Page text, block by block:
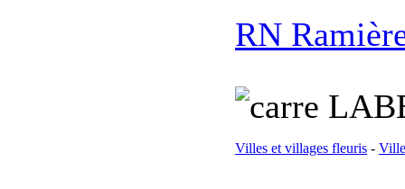
RN
L
Villes et villages fleuris -